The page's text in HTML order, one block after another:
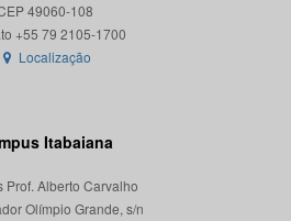
49060-108
Localização
Itabaiana
Prof. Alberto Carvalho
Olímpio Grande, s/n